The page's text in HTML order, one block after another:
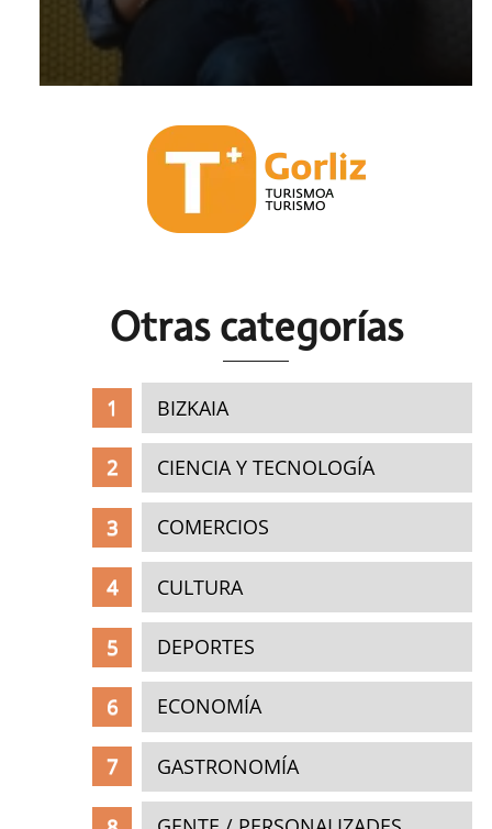
Otras categorías
BIZKAIA
CIENCIA Y TECNOLOGÍA
COMERCIOS
CULTURA
DEPORTES
ECONOMÍA
GASTRONOMÍA